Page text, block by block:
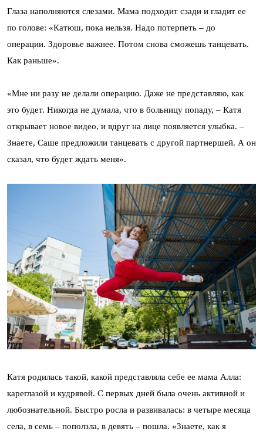
Глаза наполняются слезами. Мама подходит сзади и гладит ее
по голове: «Катюш, пока нельзя. Надо потерпеть – до
операции. Здоровье важнее. Потом снова сможешь танцевать.
Как раньше».
«Мне ни разу не делали операцию. Даже не представляю, как
это будет. Никогда не думала, что в больницу попаду, – Катя
открывает новое видео, и вдруг на лице появляется улыбка. –
Знаете, Саше предложили танцевать с другой партнершей. А он
сказал, что будет ждать меня».
Катя родилась такой, какой представляла себе ее мама Алла:
кареглазой и кудрявой. С первых дней была очень активной и
любознательной. Быстро росла и развивалась: в четыре месяца
села, в семь – поползла, в девять – пошла. «Знаете, как я